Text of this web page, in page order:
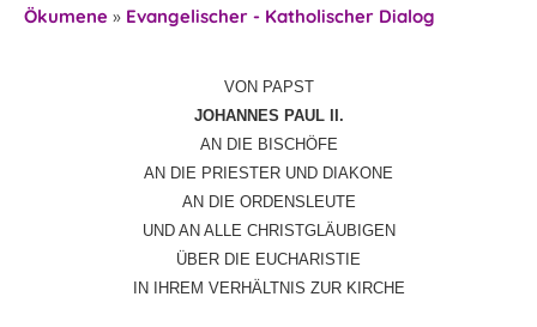
Ökumene » Evangelischer - Katholischer Dialog
VON PAPST
JOHANNES PAUL II.
AN DIE BISCHÖFE
AN DIE PRIESTER UND DIAKONE
AN DIE ORDENSLEUTE
UND AN ALLE CHRISTGLÄUBIGEN
ÜBER DIE EUCHARISTIE
IN IHREM VERHÄLTNIS ZUR KIRCHE